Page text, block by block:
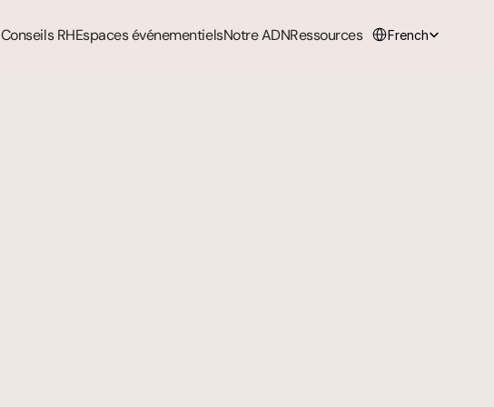
Conseils RHEspaces événementielsNotre ADNRessources French